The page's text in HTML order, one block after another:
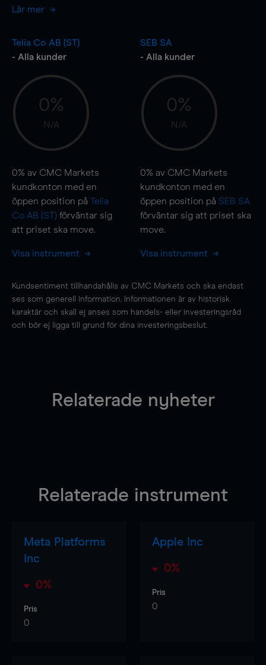
Lär mer
Telia Co AB (ST)
- Alla kunder
0%
N/A
0% av CMC Markets
kundkonton med en
öppen position på Telia
Co AB (ST) förväntar sig
att priset ska move.
Visa instrument
SEB SA
- Alla kunder
0%
N/A
0% av CMC Markets
kundkonton med en
öppen position på SEB SA
förväntar sig att priset ska
move.
Visa instrument
Kundsentiment tillhandahålls av CMC Markets och ska endast
ses som generell information. Informationen är av historisk
karaktär och skall ej anses som handels- eller investeringsråd
och bör ej ligga till grund för dina investeringsbeslut.
Relaterade nyheter
Relaterade instrument
Meta Platforms
Inc
0%
Pris
0
Apple Inc
0%
Pris
0